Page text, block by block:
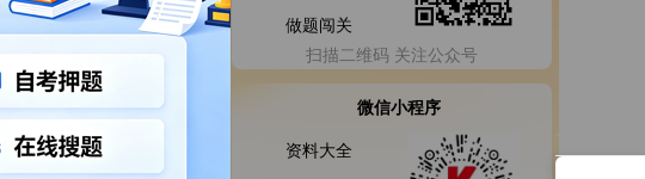
做题闯关
扫描二维码 关注公众号
微信小程序
资料大全